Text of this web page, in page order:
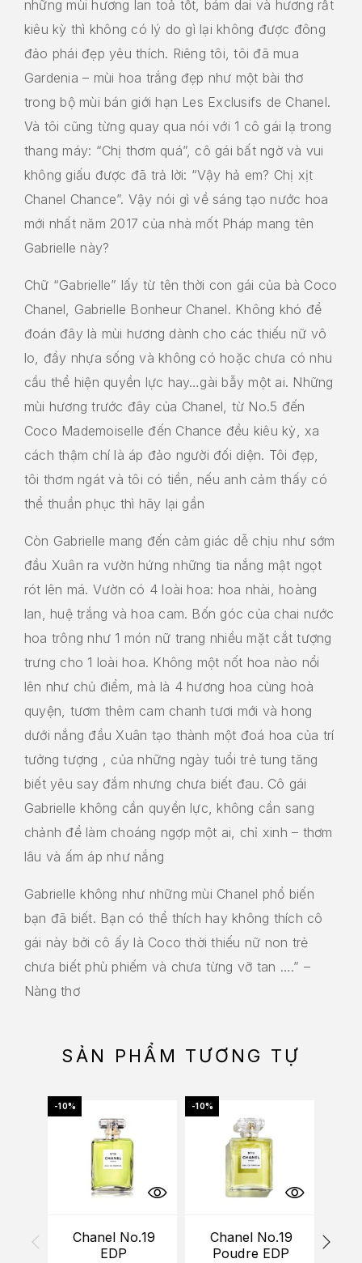
những mùi hương lan toả tốt, bám dai và hương rất
kiêu kỳ thì không có lý do gì lại không được đông
đảo phái đẹp yêu thích. Riêng tôi, tôi đã mua
Gardenia – mùi hoa trắng đẹp như một bài thơ
trong bộ mùi bán giới hạn Les Exclusifs de Chanel.
Và tôi cũng từng quay qua nói với 1 cô gái lạ trong
thang máy: “Chị thơm quá”, cô gái bất ngờ và vui
không giấu được đã trả lời: “Vậy hả em? Chị xịt
Chanel Chance”. Vậy nói gì về sáng tạo nước hoa
mới nhất năm 2017 của nhà mốt Pháp mang tên
Gabrielle này?
Chữ “Gabrielle” lấy từ tên thời con gái của bà Coco
Chanel, Gabrielle Bonheur Chanel. Không khó để
đoán đây là mùi hương dành cho các thiếu nữ vô
lo, đầy nhựa sống và không có hoặc chưa có nhu
cầu thể hiện quyền lực hay…gài bẫy một ai. Những
mùi hương trước đây của Chanel, từ No.5 đến
Coco Mademoiselle đến Chance đều kiêu kỳ, xa
cách thậm chí là áp đảo người đối diện. Tôi đẹp,
tôi thơm ngát và tôi có tiền, nếu anh cảm thấy có
thể thuần phục thì hãy lại gần
Còn Gabrielle mang đến cảm giác dễ chịu như sớm
đầu Xuân ra vườn hứng những tia nắng mật ngọt
rót lên má. Vườn có 4 loài hoa: hoa nhài, hoàng
lan, huệ trắng và hoa cam. Bốn góc của chai nước
hoa trông như 1 món nữ trang nhiều mặt cắt tượng
trưng cho 1 loài hoa. Không một nốt hoa nào nổi
lên như chủ điểm, mà là 4 hương hoa cùng hoà
quyện, tươm thêm cam chanh tươi mới và hong
dưới nắng đầu Xuân tạo thành một đoá hoa của trí
tưởng tượng , của những ngày tuổi trẻ tung tăng
biết yêu say đắm nhưng chưa biết đau. Cô gái
Gabrielle không cần quyền lực, không cần sang
chảnh để làm choáng ngợp một ai, chỉ xinh – thơm
lâu và ấm áp như nắng
Gabrielle không như những mùi Chanel phổ biến
bạn đã biết. Bạn có thể thích hay không thích cô
gái này bởi cô ấy là Coco thời thiếu nữ non trẻ
chưa biết phù phiếm và chưa từng vỡ tan ….” –
Nàng thơ
SẢN PHẨM TƯƠNG TỰ
-10%
Chanel No.19
EDP
-10%
Chanel No.19
Poudre EDP